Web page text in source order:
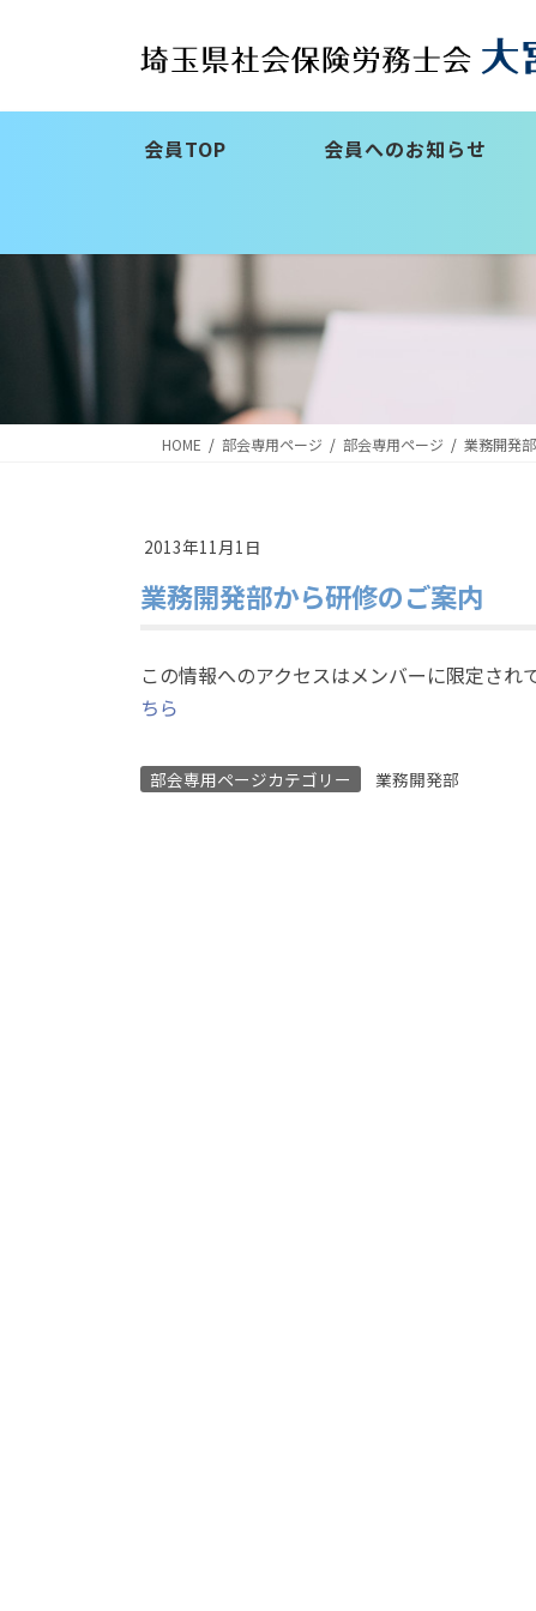
ン
ー
会員TOP 会員へのお知らせ
HOME 部会専用ページ 部会専用ページ 業務開発部
2013年11月1日
業務開発部から研修のご案内
この情報へのアクセスはメンバーに限定され
ちら
部会専用ページカテゴリー 業務開発部